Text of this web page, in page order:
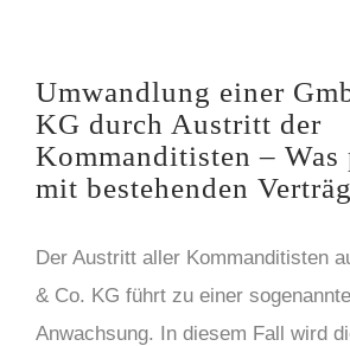
Umwandlung einer
KG durch Austritt der
Kommanditisten – Was
mit bestehenden
Der Austritt aller Kommanditisten
& Co. KG führt zu einer
Anwachsung. In diesem Fall wird